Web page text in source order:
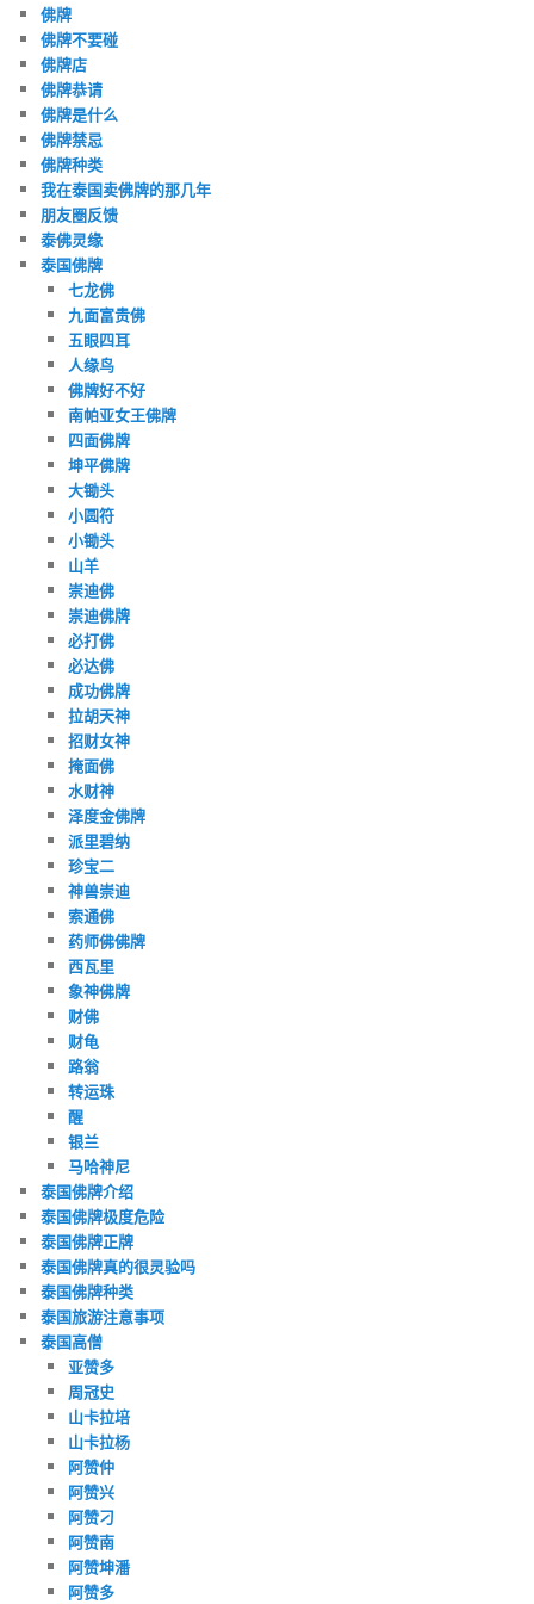
佛牌
佛牌不要碰
佛牌店
佛牌恭请
佛牌是什么
佛牌禁忌
佛牌种类
我在泰国卖佛牌的那几年
朋友圈反馈
泰佛灵缘
泰国佛牌
七龙佛
九面富贵佛
五眼四耳
人缘鸟
佛牌好不好
南帕亚女王佛牌
四面佛牌
坤平佛牌
大锄头
小圆符
小锄头
山羊
崇迪佛
崇迪佛牌
必打佛
必达佛
成功佛牌
拉胡天神
招财女神
掩面佛
水财神
泽度金佛牌
派里碧纳
珍宝二
神兽崇迪
索通佛
药师佛佛牌
西瓦里
象神佛牌
财佛
财龟
路翁
转运珠
醒
银兰
马哈神尼
泰国佛牌介绍
泰国佛牌极度危险
泰国佛牌正牌
泰国佛牌真的很灵验吗
泰国佛牌种类
泰国旅游注意事项
泰国高僧
亚赞多
周冠史
山卡拉培
山卡拉杨
阿赞仲
阿赞兴
阿赞刁
阿赞南
阿赞坤潘
阿赞多